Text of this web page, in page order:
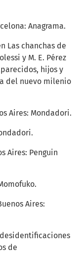
Anagrama.
Las chanchas de
y M. E. Pérez
hijos y
del nuevo milenio
Aires: Mondadori.
Aires: Penguin
Aires:
desidentificaciones
de